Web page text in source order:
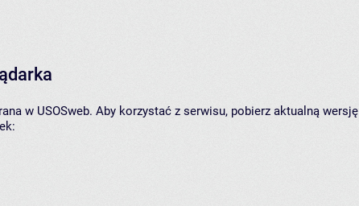
w USOSweb. Aby korzystać z serwisu, pobierz aktualną wersję